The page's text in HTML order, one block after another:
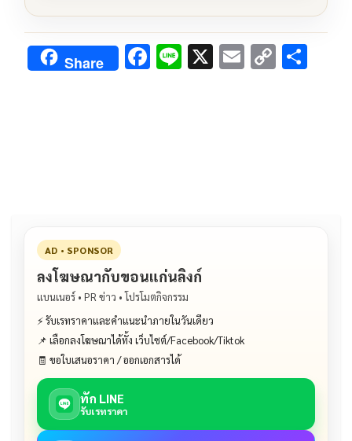
Share F Li X E C
AD • SPONSOR
ลงโฆษณากับขอนแก่นลิงก์
แบนเนอร์ • PR ข่าว • โปรโมตกิจกรรม
⚡ รับเรทราคาและคำแนะนำภายในวันเดียว
📌 เลือกลงโฆษณาได้ทั้ง เว็บไซต์/Facebook/Tiktok
🧾 ขอใบเสนอราคา / ออกเอกสารได้
ทัก LINE
รับเรทราคา